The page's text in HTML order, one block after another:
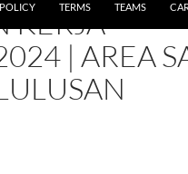
TERMS TEAMS
KERJA
| AREA